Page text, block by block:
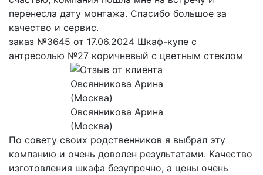
перенесла дату монтажа. Спасибо большое за
качество и сервис.
заказ №3645 от 17.06.2024 Шкаф-купе с
антресолью №27 коричневый с цветным стеклом
Овсянникова Арина
(Москва)
По совету своих родственников я выбрал эту
компанию и очень доволен результатами. Качество
изготовления шкафа безупречно, а цены очень